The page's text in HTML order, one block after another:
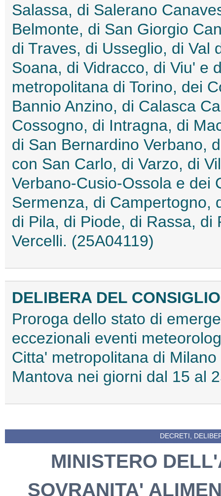
Salassa, di Salerano
Belmonte, di San Giorgio
di Traves, di Usseglio, di Val
Soana, di Vidracco, di Viu' e
metropolitana di Torino, dei
Bannio Anzino, di Calasca
Cossogno, di Intragna, di
di San Bernardino Verbano,
con San Carlo, di Varzo, di
Verbano-Cusio-Ossola e dei
Sermenza, di Campertogno,
di Pila, di Piode, di Rassa,
Vercelli. (25A04119)
DELIBERA DEL
Proroga dello stato di
eccezionali eventi
Citta' metropolitana di
Mantova nei giorni dal 15 al
DECRETI,
MINISTERO
SOVRANITA'